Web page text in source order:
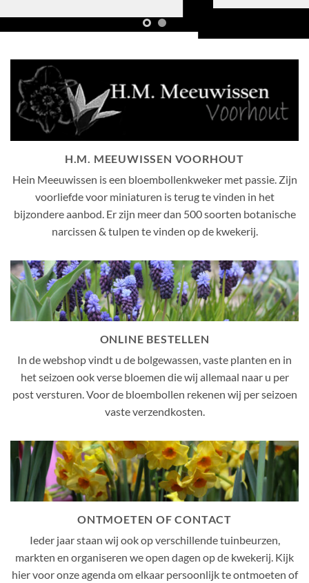
H.M. MEEUWISSEN VOORHOUT
Hein Meeuwissen is een bloembollenkweker met passie. Zijn
voorliefde voor miniaturen is terug te vinden in het
bijzondere aanbod. Er zijn meer dan 500 soorten botanische
narcissen & tulpen te vinden op de kwekerij.
ONLINE BESTELLEN
In de webshop vindt u de bolgewassen, vaste planten en in
het seizoen ook verse bloemen die wij allemaal naar u per
post versturen. Voor de bloembollen rekenen wij per seizoen
vaste verzendkosten.
ONTMOETEN OF CONTACT
Ieder jaar staan wij ook op verschillende tuinbeurzen,
markten en organiseren we open dagen op de kwekerij. Kijk
hier voor onze agenda om elkaar persoonlijk te ontmoeten of